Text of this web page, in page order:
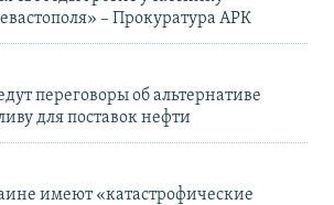
– Прокуратура АРК
переговоры об альтернативе
для поставок нефти
имеют «катастрофические